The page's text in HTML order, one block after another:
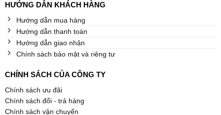
HƯỚNG DẪN KHÁCH HÀNG
Hướng dẫn mua hàng
Hướng dẫn thanh toán
Hướng dẫn giao nhận
Chính sách bảo mật và riêng tư
CHÍNH SÁCH CỦA CÔNG TY
Chính sách ưu đãi
Chính sách đổi - trả hàng
Chính sách vận chuyển